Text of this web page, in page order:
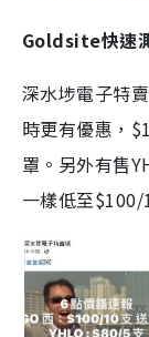
Goldsite快速
深水埗電子特
時更有優惠，
罩。另外有售
一樣低至$100/